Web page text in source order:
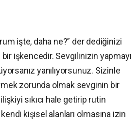
işte, daha ne?” der dediğinizi
işkencedir. Sevgilinizin yapmayı
yanılıyorsunuz. Sizinle
zorunda olmak sevginin bir
sıkıcı hale getirip rutin
kişisel alanları olmasına izin